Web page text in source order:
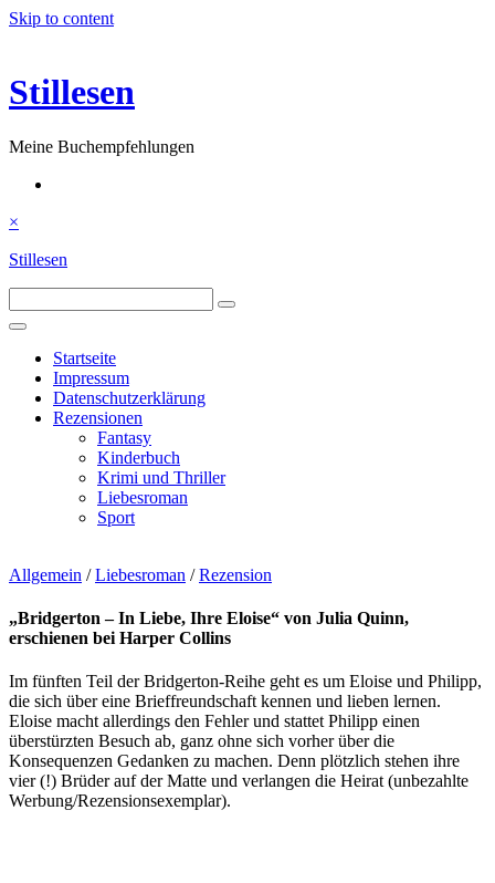
Skip to content
Stillesen
Meine Buchempfehlungen
×
Stillesen
Startseite
Impressum
Datenschutzerklärung
Rezensionen
Fantasy
Kinderbuch
Krimi und Thriller
Liebesroman
Sport
Allgemein /Liebesroman /Rezension
„Bridgerton – In Liebe, Ihre Eloise“ von Julia Quinn,
erschienen bei Harper Collins
Im fünften Teil der Bridgerton-Reihe geht es um Eloise und Philipp,
die sich über eine Brieffreundschaft kennen und lieben lernen.
Eloise macht allerdings den Fehler und stattet Philipp einen
überstürzten Besuch ab, ganz ohne sich vorher über die
Konsequenzen Gedanken zu machen. Denn plötzlich stehen ihre
vier (!) Brüder auf der Matte und verlangen die Heirat (unbezahlte
Werbung/Rezensionsexemplar).